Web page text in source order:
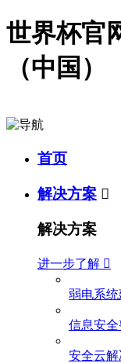
世界杯官
（中国）
首页
解决方案 
解决方案
进一步了解 
弱电系
信息安
安全云